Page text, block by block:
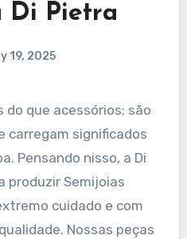
Di Pietra
19, 2025
carregam significados
Pensando nisso, a Di
produzir Semijoias
cuidado e com
Nossas peças